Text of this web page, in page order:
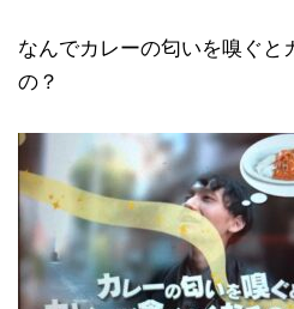
なんでカレーの匂いを嗅ぐと
の？